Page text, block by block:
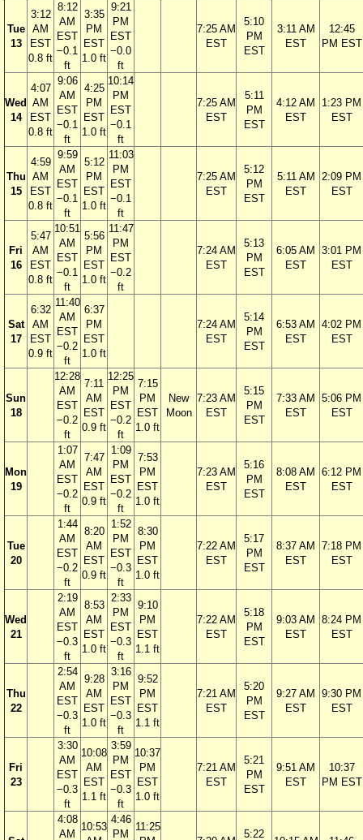
Tue
13
3:12
AM
EST
0.8 ft
8:12
AM
EST
−0.1
ft
3:35
PM
EST
1.0 ft
9:21
PM
EST
−0.0
ft
7:25 AM
EST
5:10
PM
EST
3:11 AM
EST
12:45
PM EST
Wed
14
4:07
AM
EST
0.8 ft
9:06
AM
EST
−0.1
ft
4:25
PM
EST
1.0 ft
10:14
PM
EST
−0.1
ft
7:25 AM
EST
5:11
PM
EST
4:12 AM
EST
1:23 PM
EST
Thu
15
4:59
AM
EST
0.8 ft
9:59
AM
EST
−0.1
ft
5:12
PM
EST
1.0 ft
11:03
PM
EST
−0.1
ft
7:25 AM
EST
5:12
PM
EST
5:11 AM
EST
2:09 PM
EST
Fri
16
5:47
AM
EST
0.8 ft
10:51
AM
EST
−0.1
ft
5:56
PM
EST
1.0 ft
11:47
PM
EST
−0.2
ft
7:24 AM
EST
5:13
PM
EST
6:05 AM
EST
3:01 PM
EST
Sat
17
6:32
AM
EST
0.9 ft
11:40
AM
EST
−0.2
ft
6:37
PM
EST
1.0 ft
7:24 AM
EST
5:14
PM
EST
6:53 AM
EST
4:02 PM
EST
Sun
18
12:28
AM
EST
−0.2
ft
7:11
AM
EST
0.9 ft
12:25
PM
EST
−0.2
ft
7:15
PM
EST
1.0 ft
New
Moon
7:23 AM
EST
5:15
PM
EST
7:33 AM
EST
5:06 PM
EST
Mon
19
1:07
AM
EST
−0.2
ft
7:47
AM
EST
0.9 ft
1:09
PM
EST
−0.2
ft
7:53
PM
EST
1.0 ft
7:23 AM
EST
5:16
PM
EST
8:08 AM
EST
6:12 PM
EST
Tue
20
1:44
AM
EST
−0.2
ft
8:20
AM
EST
0.9 ft
1:52
PM
EST
−0.3
ft
8:30
PM
EST
1.0 ft
7:22 AM
EST
5:17
PM
EST
8:37 AM
EST
7:18 PM
EST
Wed
21
2:19
AM
EST
−0.3
ft
8:53
AM
EST
1.0 ft
2:33
PM
EST
−0.3
ft
9:10
PM
EST
1.1 ft
7:22 AM
EST
5:18
PM
EST
9:03 AM
EST
8:24 PM
EST
Thu
22
2:54
AM
EST
−0.3
ft
9:28
AM
EST
1.0 ft
3:16
PM
EST
−0.3
ft
9:52
PM
EST
1.1 ft
7:21 AM
EST
5:20
PM
EST
9:27 AM
EST
9:30 PM
EST
Fri
23
3:30
AM
EST
−0.3
ft
10:08
AM
EST
1.1 ft
3:59
PM
EST
−0.3
ft
10:37
PM
EST
1.0 ft
7:21 AM
EST
5:21
PM
EST
9:51 AM
EST
10:37
PM EST
4:08
AM
10:53
4:46
PM
11:25
5:22